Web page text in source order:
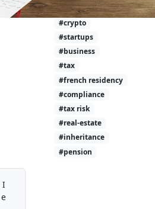
I
#investing
#crypto
#startups
#business
#tax
#french residency
#compliance
#tax risk
#real-estate
#inheritance
#pension